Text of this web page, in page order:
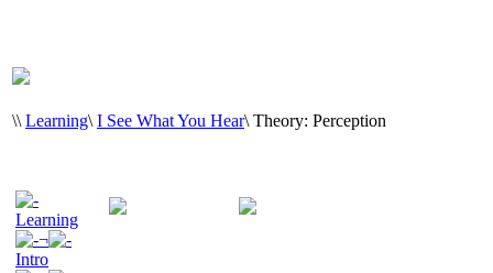
\\ Learning\ I See What You Hear\ Theory: Perception
Learning
¬
Intro